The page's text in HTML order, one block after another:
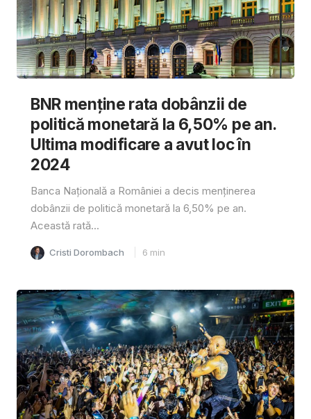
BNR menține rata dobânzii de
politică monetară la 6,50% pe an.
Ultima modificare a avut loc în
2024
Banca Națională a României a decis menținerea
dobânzii de politică monetară la 6,50% pe an.
Această rată...
Cristi Dorombach 6 min